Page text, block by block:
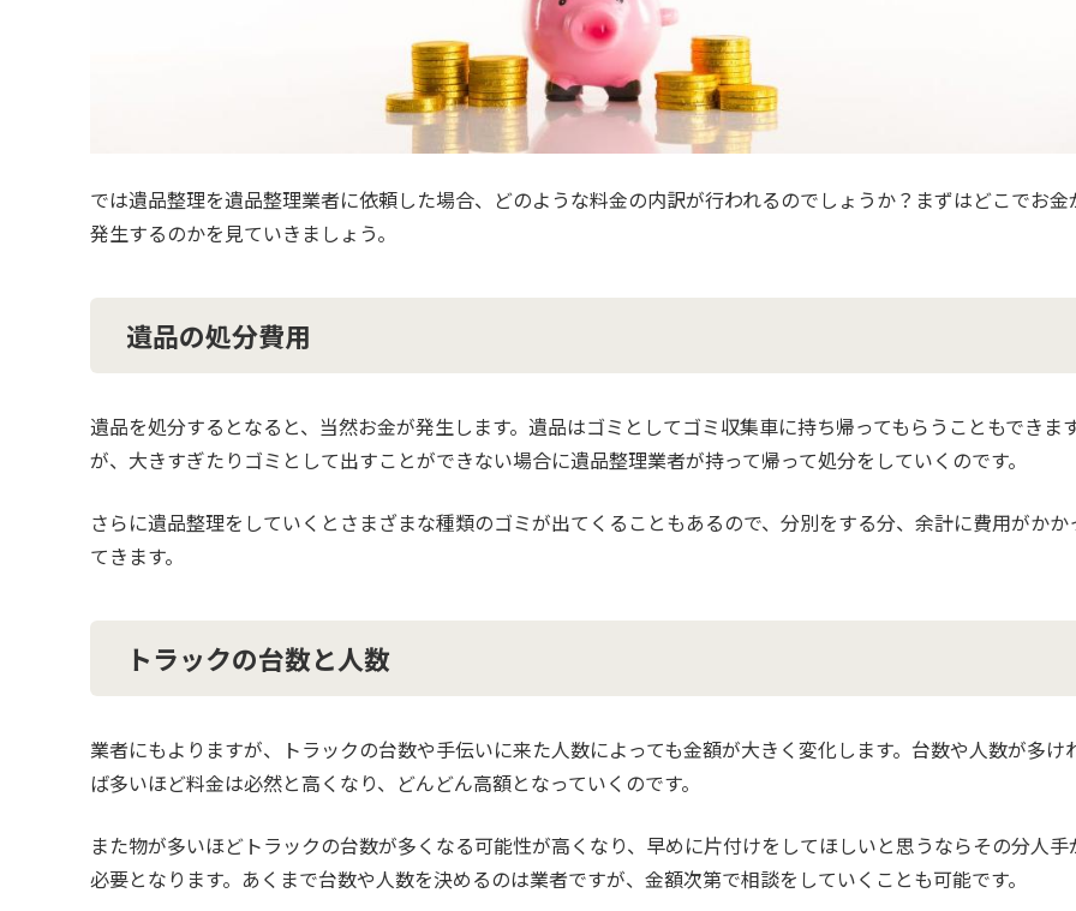
では遺品整理を遺品整理業者に依頼した場合、どのような料金の内訳が行われるのでしょうか？まずはどこでお金
発生するのかを見ていきましょう。
遺品の処分費用
遺品を処分するとなると、当然お金が発生します。遺品はゴミとしてゴミ収集車に持ち帰ってもらうこともできま
が、大きすぎたりゴミとして出すことができない場合に遺品整理業者が持って帰って処分をしていくのです。
さらに遺品整理をしていくとさまざまな種類のゴミが出てくることもあるので、分別をする分、余計に費用がかか
てきます。
トラックの台数と人数
業者にもよりますが、トラックの台数や手伝いに来た人数によっても金額が大きく変化します。台数や人数が多け
ば多いほど料金は必然と高くなり、どんどん高額となっていくのです。
また物が多いほどトラックの台数が多くなる可能性が高くなり、早めに片付けをしてほしいと思うならその分人手
必要となります。あくまで台数や人数を決めるのは業者ですが、金額次第で相談をしていくことも可能です。